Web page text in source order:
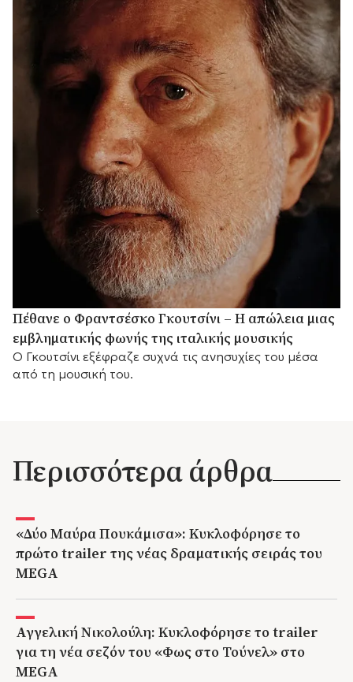
Πέθανε ο Φραντσέσκο Γκουτσίνι – Η απώλεια μιας
εμβληματικής φωνής της ιταλικής μουσικής
Ο Γκουτσίνι εξέφραζε συχνά τις ανησυχίες του μέσα
από τη μουσική του.
Περισσότερα άρθρα
«Δύο Μαύρα Πουκάμισα»: Κυκλοφόρησε το
πρώτο trailer της νέας δραματικής σειράς του
MEGA
Αγγελική Νικολούλη: Κυκλοφόρησε το trailer
για τη νέα σεζόν του «Φως στο Τούνελ» στο
MEGA